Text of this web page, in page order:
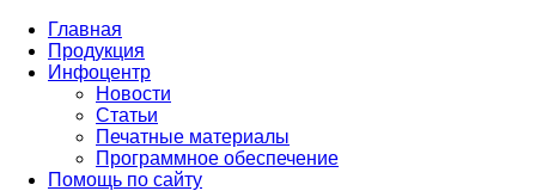
Главная
Продукция
Инфоцентр
Новости
Статьи
Печатные материалы
Программное обеспечение
Помощь по сайту